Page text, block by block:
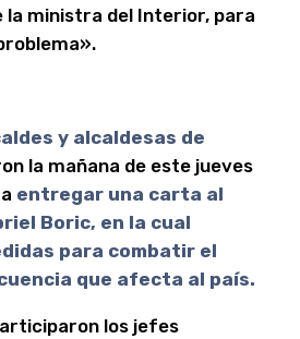
la ministra del Interior, para
y alcaldesas de
la mañana de este jueves
entregar una carta al
Boric, en la cual
para combatir el
que afecta al país.
los jefes